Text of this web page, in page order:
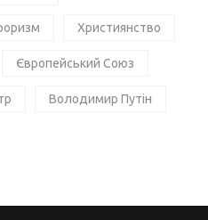
Християнство
Європейський Союз
Володимир Путін